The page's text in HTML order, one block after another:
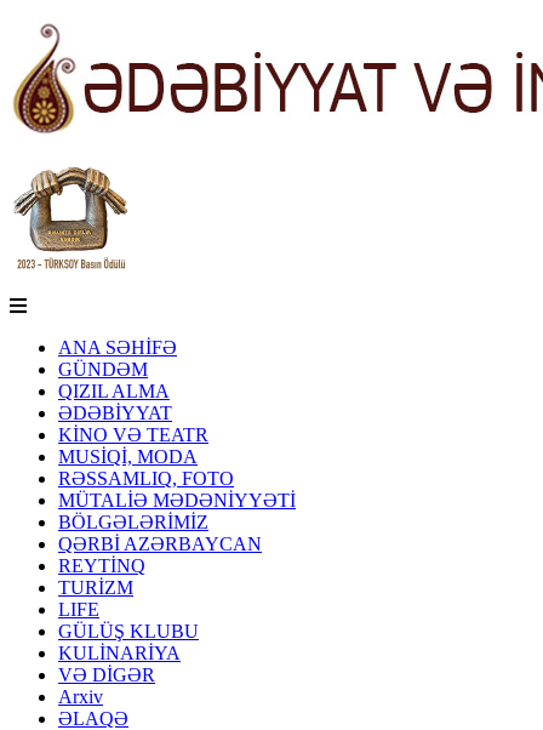
ANA SƏHİFƏ
GÜNDƏM
QIZIL ALMA
ƏDƏBİYYAT
KİNO VƏ TEATR
MUSİQİ, MODA
RƏSSAMLIQ, FOTO
MÜTALİƏ MƏDƏNİYYƏTİ
BÖLGƏLƏRİMİZ
QƏRBİ AZƏRBAYCAN
REYTİNQ
TURİZM
LIFE
GÜLÜŞ KLUBU
KULİNARİYA
VƏ DİGƏR
Arxiv
ƏLAQƏ